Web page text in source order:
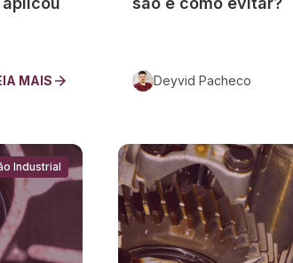
MAIS Deyvid Pacheco
Industrial